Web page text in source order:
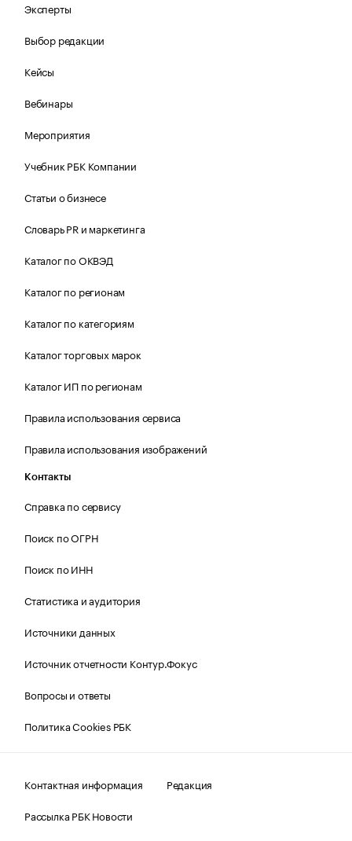
Эксперты
Выбор редакции
Кейсы
Вебинары
Мероприятия
Учебник РБК Компании
Статьи о бизнесе
Словарь PR и маркетинга
Каталог по ОКВЭД
Каталог по регионам
Каталог по категориям
Каталог торговых марок
Каталог ИП по регионам
Правила использования сервиса
Правила использования изображений
Контакты
Справка по сервису
Поиск по ОГРН
Поиск по ИНН
Статистика и аудитория
Источники данных
Источник отчетности Контур.Фокус
Вопросы и ответы
Политика Cookies РБК
Контактная информация
Редакция
Рассылка РБК Новости